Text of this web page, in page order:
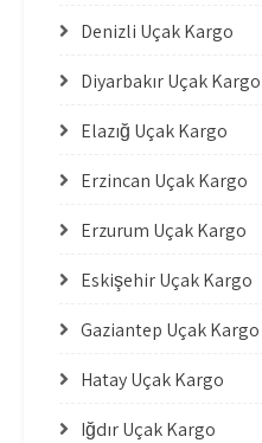
Denizli Uçak Kargo
Diyarbakır Uçak Kargo
Elazığ Uçak Kargo
Erzincan Uçak Kargo
Erzurum Uçak Kargo
Eskişehir Uçak Kargo
Gaziantep Uçak Kargo
Hatay Uçak Kargo
Iğdır Uçak Kargo